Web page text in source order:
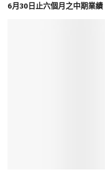
6月30日止六個月之中期業績